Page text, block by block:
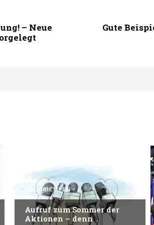
– Neue
Gute
NACHRICHTEN
Aufruf zum Sommer der
Aktionen – denn